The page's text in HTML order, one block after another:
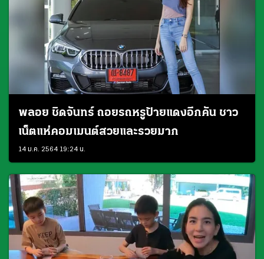
พลอย ชิดจันทร์ ถอยรถหรูป้ายแดงอีกคัน ชาว
เน็ตแห่คอมเมนต์สวยและรวยมาก
14 ม.ค. 2564 19:24 น.